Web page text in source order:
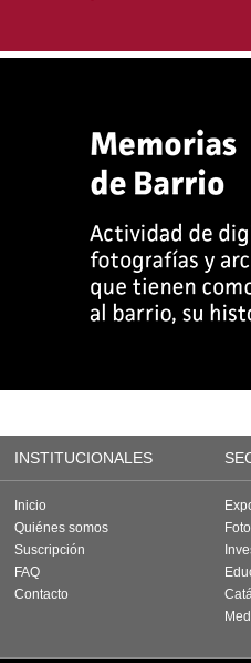
INSTITUCIONALES
Inicio
Quiénes somos
Suscripción
FAQ
Contacto